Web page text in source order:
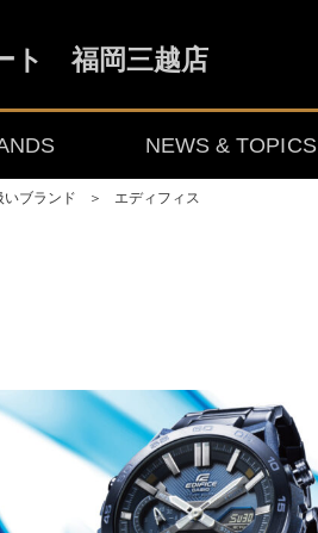
ト 福岡三越店
NEWS & TOPICS
いブランド ＞ エディフィス